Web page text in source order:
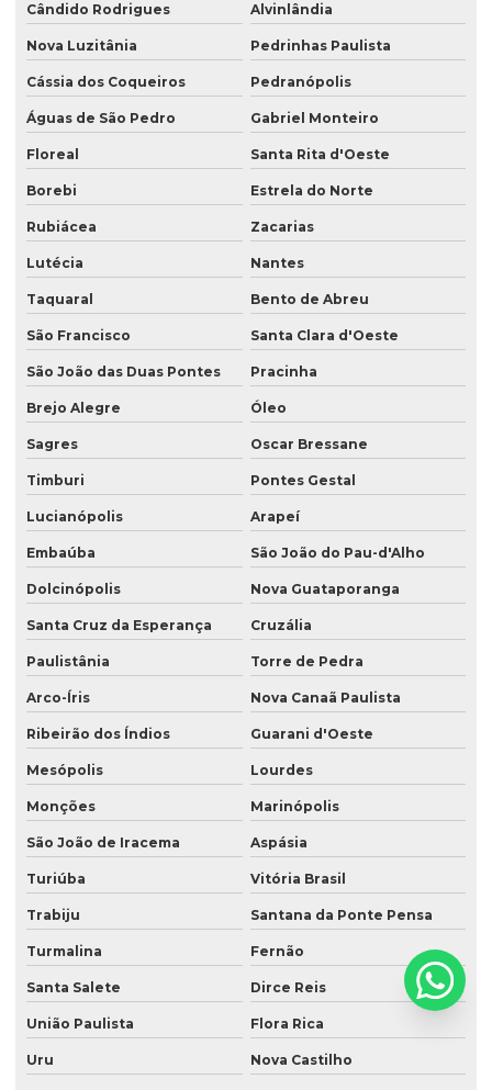
Cândido Rodrigues Alvinlândia
Nova Luzitânia Pedrinhas Paulista
Cássia dos Coqueiros Pedranópolis
Águas de São Pedro Gabriel Monteiro
Floreal Santa Rita d'Oeste
Borebi Estrela do Norte
Rubiácea Zacarias
Lutécia Nantes
Taquaral Bento de Abreu
São Francisco Santa Clara d'Oeste
São João das Duas Pontes Pracinha
Brejo Alegre Óleo
Sagres Oscar Bressane
Timburi Pontes Gestal
Lucianópolis Arapeí
Embaúba São João do Pau-d'Alho
Dolcinópolis Nova Guataporanga
Santa Cruz da Esperança Cruzália
Paulistânia Torre de Pedra
Arco-Íris Nova Canaã Paulista
Ribeirão dos Índios Guarani d'Oeste
Mesópolis Lourdes
Monções Marinópolis
São João de Iracema Aspásia
Turiúba Vitória Brasil
Trabiju Santana da Ponte Pensa
Turmalina Fernão
Santa Salete Dirce Reis
União Paulista Flora Rica
Uru Nova Castilho